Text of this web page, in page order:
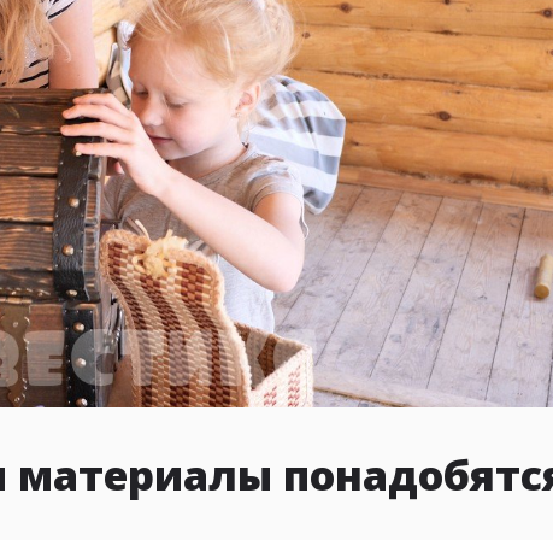
материалы